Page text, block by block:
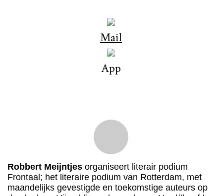
Mail
App
Robbert Meijntjes organiseert literair podium
Frontaal; het literaire podium van Rotterdam, met
maandelijks gevestigde en toekomstige auteurs op